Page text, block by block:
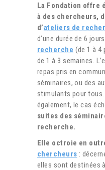
La Fondation offre
à des chercheurs,
d’ateliers de
d’une durée de 6 jours
recherche (de 1 à 4
de 1 à 3 semaines.
repas pris en
séminaires, ou des
stimulants pour
également, le cas
suites des
recherche.
Elle octroie en
chercheurs :
elles sont destinées